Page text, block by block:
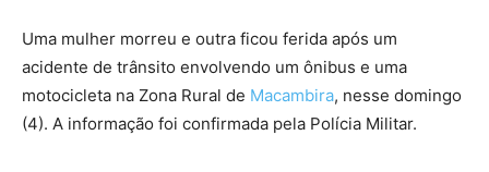
Uma mulher morreu e outra ficou ferida após um
acidente de trânsito envolvendo um ônibus e uma
motocicleta na Zona Rural de Macambira, nesse domingo
(4). A informação foi confirmada pela Polícia Militar.